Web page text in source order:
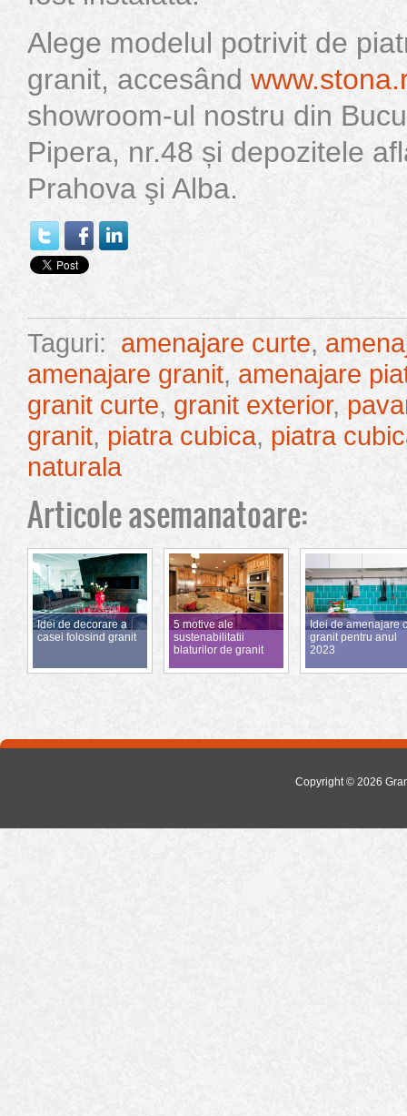
Alege modelul potrivit de
granit, accesând
showroom-ul nostru din
Pipera, nr.48 și depozitele
Prahova şi Alba.
Taguri: amenajare curte,
amenajare granit, amenajare
granit curte, granit exterior,
granit, piatra cubica, piatra
naturala
Articole asemanatoare:
Idei de decorare a
casei folosind granit
5 motive ale
sustenabilitatii
blaturilor de granit
Idei de amenajare
granit pentru anul
2023
Copyright © 2026